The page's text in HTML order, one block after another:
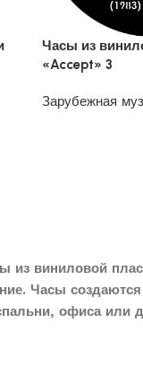
Часы из
«Accept» 3
Зарубежная
виниловой
Часы
офиса